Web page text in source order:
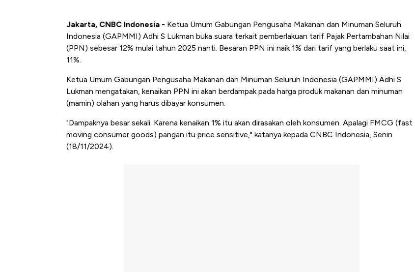
Jakarta, CNBC Indonesia - Ketua Umum Gabungan Pengusaha Makanan dan Minuman Seluruh
Indonesia (GAPMMI) Adhi S Lukman buka suara terkait pemberlakuan tarif Pajak Pertambahan Nilai
(PPN) sebesar 12% mulai tahun 2025 nanti. Besaran PPN ini naik 1% dari tarif yang berlaku saat ini,
11%.
Ketua Umum Gabungan Pengusaha Makanan dan Minuman Seluruh Indonesia (GAPMMI) Adhi S
Lukman mengatakan, kenaikan PPN ini akan berdampak pada harga produk makanan dan minuman
(mamin) olahan yang harus dibayar konsumen.
"Dampaknya besar sekali. Karena kenaikan 1% itu akan dirasakan oleh konsumen. Apalagi FMCG (fast
moving consumer goods) pangan itu price sensitive," katanya kepada CNBC Indonesia, Senin
(18/11/2024).